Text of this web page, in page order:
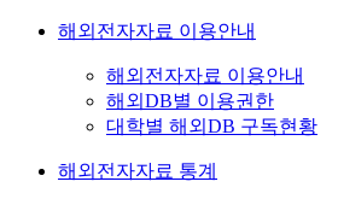
해외전자자료 이용안내
해외전자자료 이용안내
해외DB별 이용권한
대학별 해외DB 구독현황
해외전자자료 통계